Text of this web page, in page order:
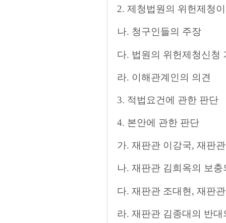
2. 제청법원의 위헌제청
나. 청구인들의 주장
다. 법원의 위헌제청신청
라. 이해관계인의 의견
3. 적법요건에 관한 판단
4. 본안에 관한 판단
가. 재판관 이강국, 재판
나. 재판관 김희옥의 보충
다. 재판관 조대현, 재판
라. 재판관 김종대의 반대